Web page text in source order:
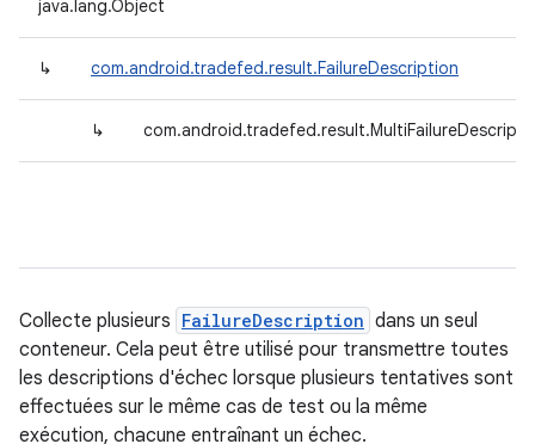
java.lang.Object
↳ com.android.tradefed.result.FailureDescription
↳
Collecte plusieurs FailureDescription dans un seul
conteneur. Cela peut être utilisé pour transmettre toutes
les descriptions d'échec lorsque plusieurs tentatives sont
effectuées sur le même cas de test ou la même
exécution, chacune entraînant un échec.